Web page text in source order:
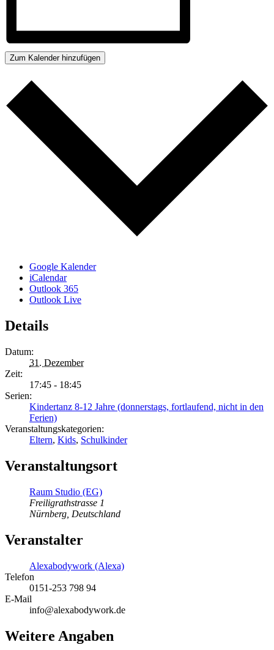
Zum Kalender hinzufügen
Google Kalender
iCalendar
Outlook 365
Outlook Live
Details
Datum:
31. Dezember
Zeit:
17:45 - 18:45
Serien:
Kindertanz 8-12 Jahre (donnerstags, fortlaufend, nicht in den
Ferien)
Veranstaltungskategorien:
Eltern, Kids, Schulkinder
Veranstaltungsort
Raum Studio (EG)
Freiligrathstrasse 1
Nürnberg Deutschland
Veranstalter
Alexabodywork (Alexa)
Telefon
0151-253 798 94
E-Mail
info@alexabodywork.de
Weitere Angaben